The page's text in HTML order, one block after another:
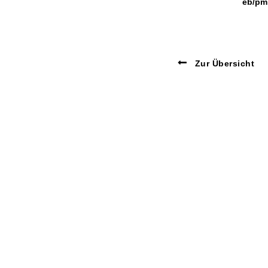
eb/pm
Zur Übersicht